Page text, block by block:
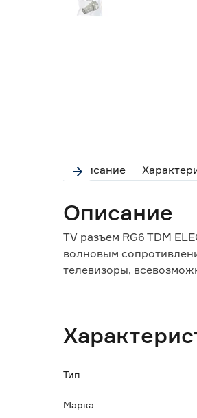
Описание
Описание
TV разъем RG6 TDM
волновым
телевизоры,
потерями сигнала.
Тип
Марка